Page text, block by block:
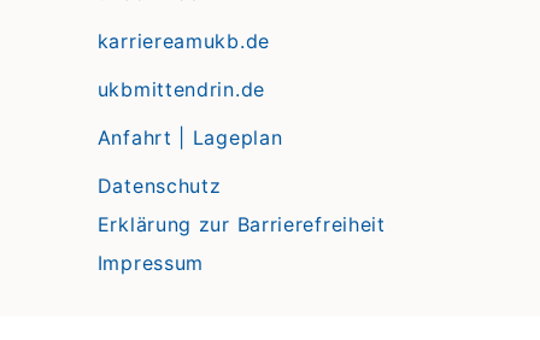
karriereamukb.de
ukbmittendrin.de
Anfahrt | Lageplan
Datenschutz
Erklärung zur Barrierefreiheit
Impressum